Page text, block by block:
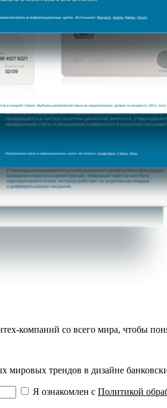
компаний со всего мира, чтобы
мировых трендов в дизайне
Я ознакомлен с Политикой